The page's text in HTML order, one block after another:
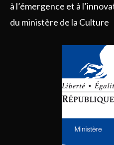
à l’émergence et à
du ministère de la Culture